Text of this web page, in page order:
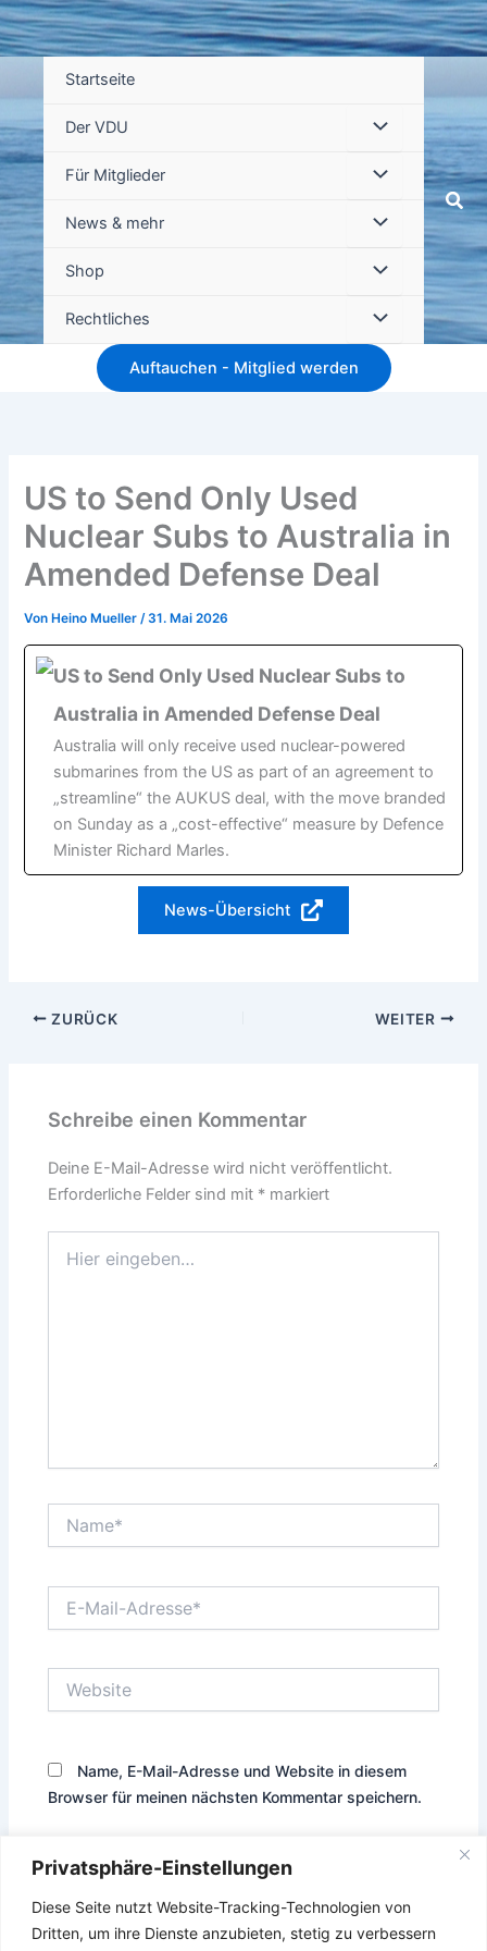
Privatsphäre-Einstellungen
Diese Seite nutzt Website-Tracking-Technologien von
Dritten, um ihre Dienste anzubieten, stetig zu verbessern
Startseite
Der VDU
Für Mitglieder
News & mehr
Shop
Rechtliches
Auftauchen - Mitglied werden
US to Send Only Used
Nuclear Subs to Australia in
Amended Defense Deal
Von Heino Mueller/31. Mai 2026
US to Send Only Used Nuclear Subs to
Australia in Amended Defense Deal
Australia will only receive used nuclear-powered
submarines from the US as part of an agreement to
„streamline“ the AUKUS deal, with the move branded
on Sunday as a „cost-effective“ measure by Defence
Minister Richard Marles.
News-Übersicht
ZURÜCK WEITER
Schreibe einen Kommentar
Deine E-Mail-Adresse wird nicht veröffentlicht.
Erforderliche Felder sind mit * markiert
eingeben…
Mail-
Name, E-Mail-Adresse und Website in diesem
Browser für meinen nächsten Kommentar speichern.
Diese Website verwendet Akismet, um Spam zu reduzieren.